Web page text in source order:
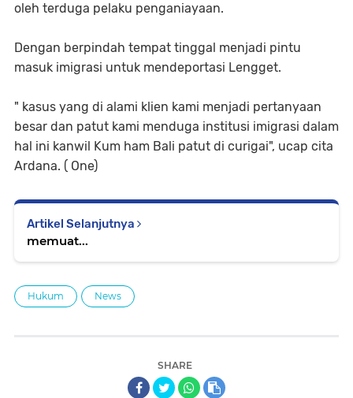
oleh terduga pelaku penganiayaan.
Dengan berpindah tempat tinggal menjadi pintu
masuk imigrasi untuk mendeportasi Lengget.
" kasus yang di alami klien kami menjadi pertanyaan
besar dan patut kami menduga institusi imigrasi dalam
hal ini kanwil Kum ham Bali patut di curigai", ucap cita
Ardana. ( One)
Artikel Selanjutnya
memuat...
Hukum News
SHARE